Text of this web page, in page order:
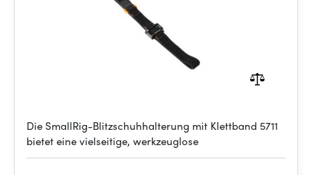
Die SmallRig-Blitzschuhhalterung mit Klettband 5711
bietet eine vielseitige, werkzeuglose